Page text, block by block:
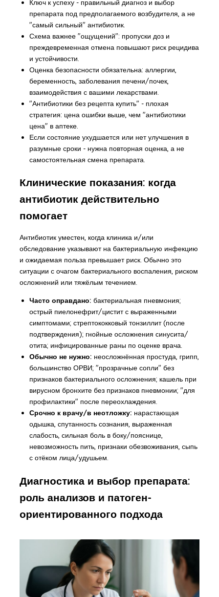
Ключ к успеху - правильный диагноз и выбор
препарата под предполагаемого возбудителя, а не
"самый сильный" антибиотик.
Схема важнее "ощущений": пропуски доз и
преждевременная отмена повышают риск рецидива
и устойчивости.
Оценка безопасности обязательна: аллергии,
беременность, заболевания печени/почек,
взаимодействия с вашими лекарствами.
"Антибиотики без рецепта купить" - плохая
стратегия: цена ошибки выше, чем "антибиотики
цена" в аптеке.
Если состояние ухудшается или нет улучшения в
разумные сроки - нужна повторная оценка, а не
самостоятельная смена препарата.
Клинические показания: когда
антибиотик действительно
помогает
Антибиотик уместен, когда клиника и/или
обследование указывают на бактериальную инфекцию
и ожидаемая польза превышает риск. Обычно это
ситуации с очагом бактериального воспаления, риском
осложнений или тяжёлым течением.
Часто оправдано: бактериальная пневмония;
острый пиелонефрит/цистит с выраженными
симптомами; стрептококковый тонзиллит (после
подтверждения); гнойные осложнения синусита/
отита; инфицированные раны по оценке врача.
Обычно не нужно: неосложнённая простуда, грипп,
большинство ОРВИ; "прозрачные сопли" без
признаков бактериального осложнения; кашель при
вирусном бронхите без признаков пневмонии; "для
профилактики" после переохлаждения.
Срочно к врачу/в неотложку: нарастающая
одышка, спутанность сознания, выраженная
слабость, сильная боль в боку/пояснице,
невозможность пить, признаки обезвоживания, сыпь
с отёком лица/удушьем.
Диагностика и выбор препарата:
роль анализов и патоген-
ориентированного подхода